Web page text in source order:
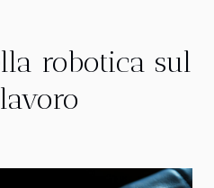
robotica sul